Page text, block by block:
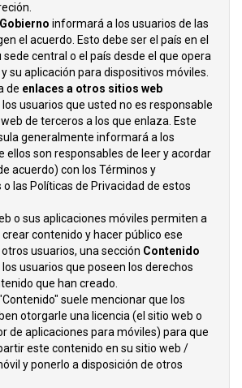
informará a los usuarios de las
el acuerdo. Esto debe ser el país en el
sede central o el país desde el que opera
su aplicación para dispositivos móviles.
de enlaces a otros sitios web
usuarios que usted no es responsable
de terceros a los que enlaza. Este
generalmente informará a los
ellos son responsables de leer y acordar
acuerdo) con los Términos y
o las Políticas de Privacidad de estos
o sus aplicaciones móviles permiten a
crear contenido y hacer público ese
usuarios, una sección Contenido
usuarios que poseen los derechos
que han creado.
suele mencionar que los
otorgarle una licencia (el sitio web o
de aplicaciones para móviles) para que
este contenido en su sitio web /
y ponerlo a disposición de otros